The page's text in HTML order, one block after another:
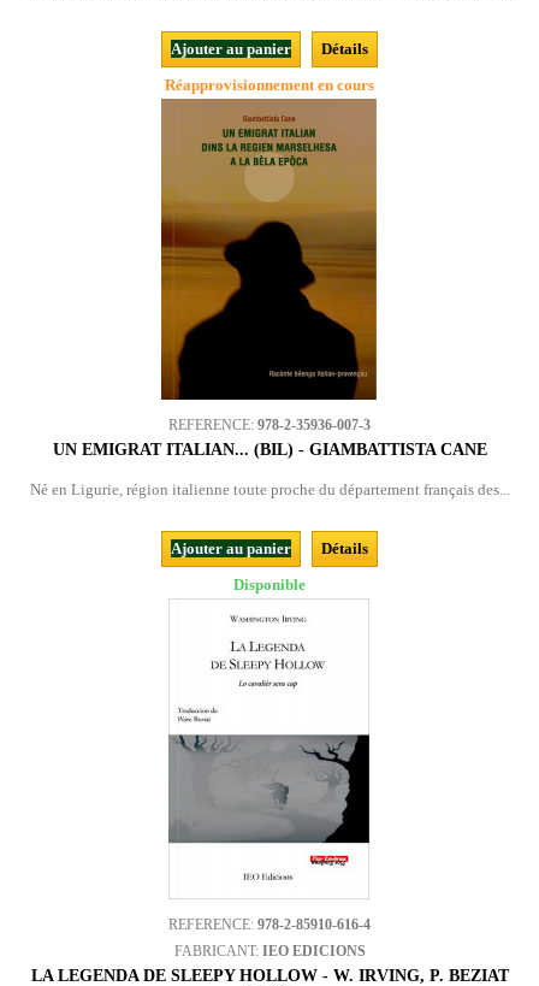
Ajouter au panier
Détails
Réapprovisionnement en cours
REFERENCE: 978-2-35936-007-3
UN EMIGRAT ITALIAN... (BIL) - GIAMBATTISTA CANE
Né en Ligurie, région italienne toute proche du département français des...
Ajouter au panier
Détails
Disponible
REFERENCE: 978-2-85910-616-4
FABRICANT: IEO EDICIONS
LA LEGENDA DE SLEEPY HOLLOW - W. IRVING, P. BEZIAT